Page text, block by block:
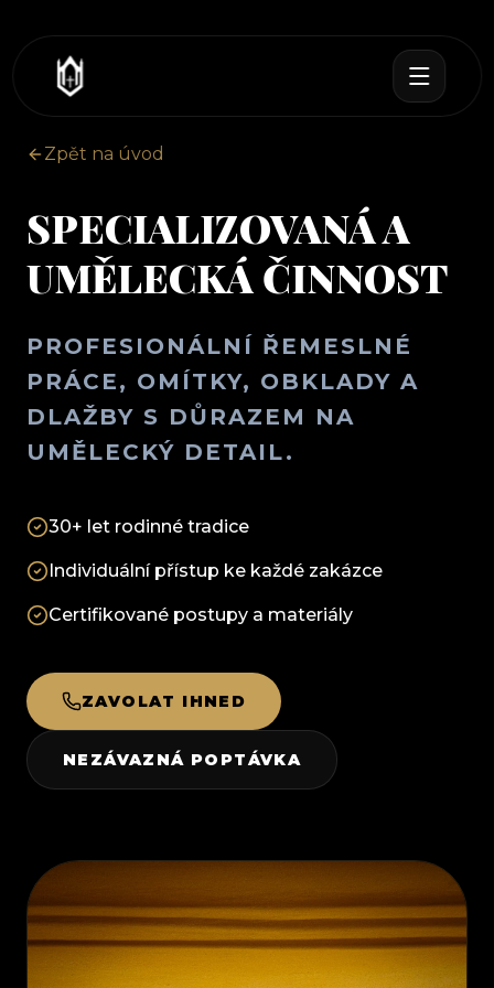
Zpět na úvod
SPECIALIZOVANÁ A
UMĚLECKÁ ČINNOST
PROFESIONÁLNÍ ŘEMESLNÉ
PRÁCE, OMÍTKY, OBKLADY A
DLAŽBY S DŮRAZEM NA
UMĚLECKÝ DETAIL.
30+ let rodinné tradice
Individuální přístup ke každé zakázce
Certifikované postupy a materiály
ZAVOLAT IHNED
NEZÁVAZNÁ POPTÁVKA